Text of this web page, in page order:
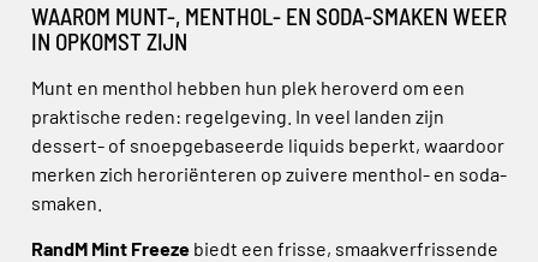
WAAROM MUNT-, MENTHOL- EN SODA-SMAKEN WEER
IN OPKOMST ZIJN
Munt en menthol hebben hun plek heroverd om een
praktische reden: regelgeving. In veel landen zijn
dessert- of snoepgebaseerde liquids beperkt, waardoor
merken zich heroriënteren op zuivere menthol- en soda-
smaken.
RandM Mint Freeze biedt een frisse, smaakverfrissende